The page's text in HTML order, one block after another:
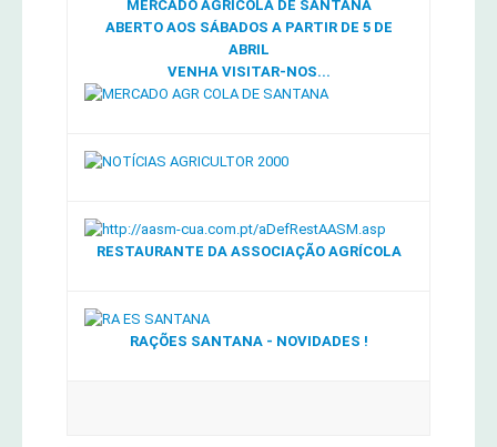
MERCADO AGRÍCOLA DE SANTANA
ABERTO AOS SÁBADOS A PARTIR DE 5 DE
ABRIL
VENHA VISITAR-NOS...
RESTAURANTE DA ASSOCIAÇÃO AGRÍCOLA
RAÇÕES SANTANA - NOVIDADES !